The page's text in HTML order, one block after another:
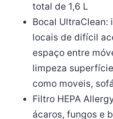
total de 1,6 L
Bocal UltraClean:
locais de difícil
espaço entre
limpeza
como moveis,
Filtro HEPA
ácaros, fungos e